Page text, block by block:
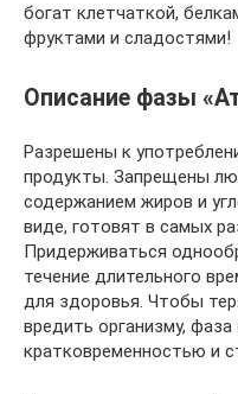
богат клетчаткой,
фруктами и сладостями!
Описание фазы
Разрешены к
продукты. Запрещены
содержанием жиров и
виде, готовят в самых
Придерживаться
течение длительного
для здоровья. Чтобы
вредить организму, фаза
кратковременностью и